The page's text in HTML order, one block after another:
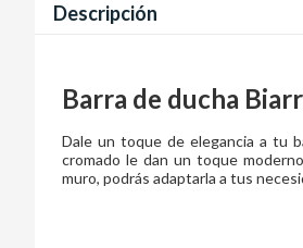
Descripción
Barra de ducha
Dale un toque de elegancia a tu
cromado le dan un toque
muro, podrás adaptarla a tus